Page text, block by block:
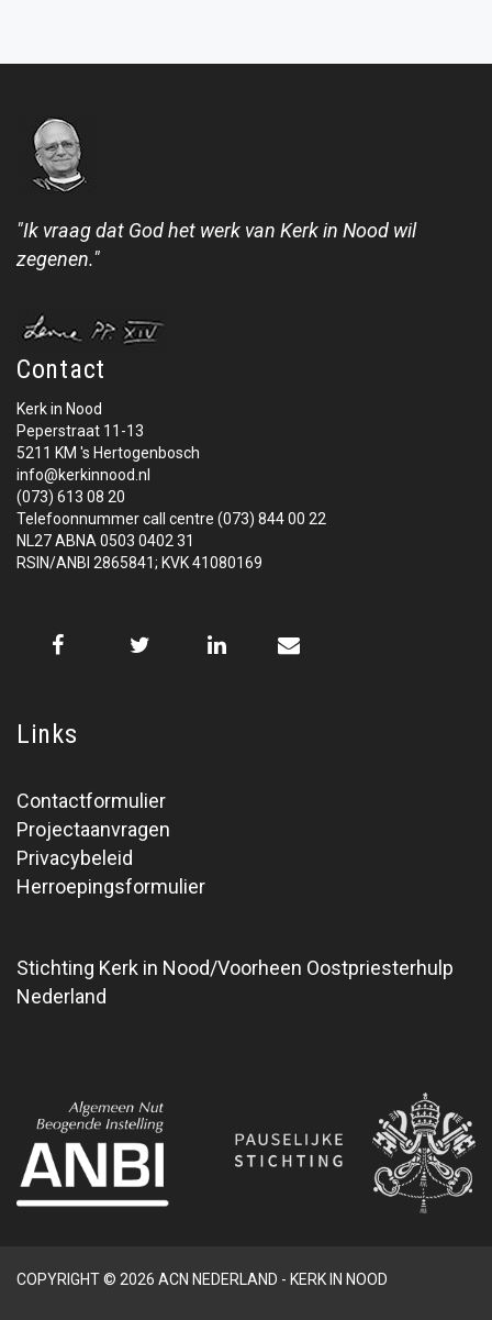
"Ik vraag dat God het werk van Kerk in Nood wil
zegenen."
Contact
Kerk in Nood
Peperstraat 11-13
5211 KM 's Hertogenbosch
info@kerkinnood.nl
(073) 613 08 20
Telefoonnummer call centre (073) 844 00 22
NL27 ABNA 0503 0402 31
RSIN/ANBI 2865841; KVK 41080169
Links
Contactformulier
Projectaanvragen
Privacybeleid
Herroepingsformulier
Stichting Kerk in Nood/Voorheen Oostpriesterhulp
Nederland
COPYRIGHT © 2026 ACN NEDERLAND - KERK IN NOOD